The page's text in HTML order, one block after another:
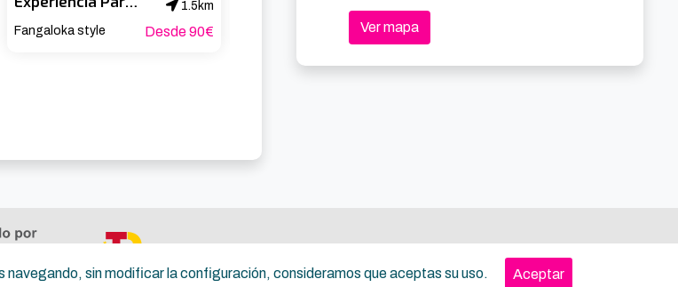
sin modificar la configuración, consideramos que aceptas su uso. Aceptar
1.5km
Fangaloka style
Desde 90€ Desde 95€
Ver mapa